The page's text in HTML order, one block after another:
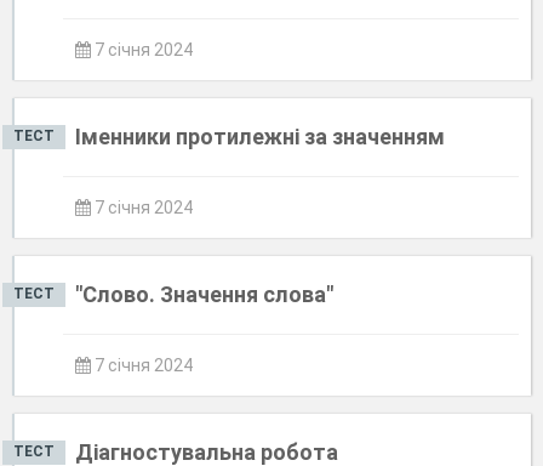
7 січня 2024
ТЕСТ Іменники протилежні за значенням
7 січня 2024
ТЕСТ "Слово. Значення слова"
7 січня 2024
ТЕСТ Діагностувальна робота